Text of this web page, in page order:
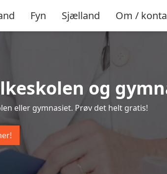
Fyn Sjælland Om /
og
eller gymnasiet. Prøv det helt gratis!